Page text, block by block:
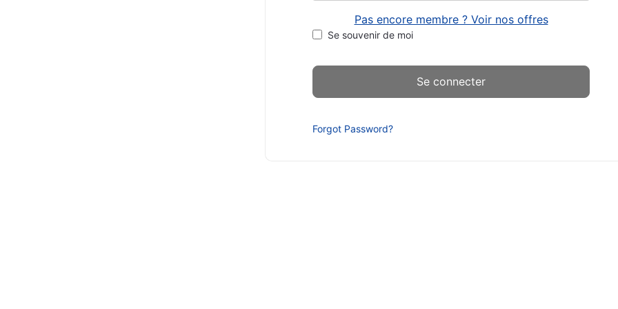
Pas encore membre ? Voir nos offres
Se souvenir de moi
Forgot Password?